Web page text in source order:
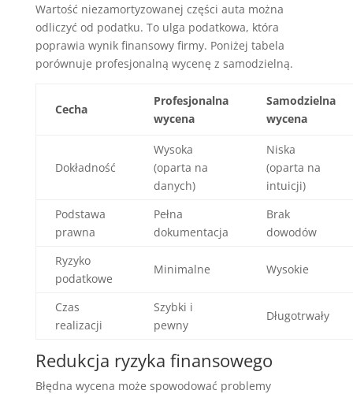
Wartość niezamortyzowanej części auta można
odliczyć od podatku. To ulga podatkowa, która
poprawia wynik finansowy firmy. Poniżej tabela
porównuje profesjonalną wycenę z samodzielną.
Cecha
Profesjonalna
wycena
Samodzielna
wycena
Dokładność
Wysoka
(oparta na
danych)
Niska
(oparta na
intuicji)
Podstawa
prawna
Pełna
dokumentacja
Brak
dowodów
Ryzyko
podatkowe
Minimalne Wysokie
Czas
realizacji
Szybki i
pewny
Długotrwały
Redukcja ryzyka finansowego
Błędna wycena może spowodować problemy